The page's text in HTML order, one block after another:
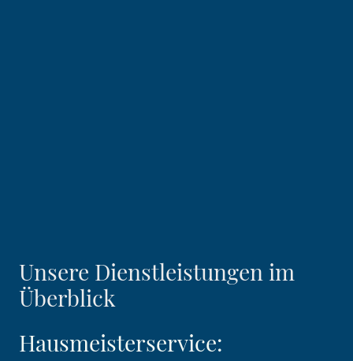
Unsere Dienstleistungen im
Überblick
Hausmeisterservice: